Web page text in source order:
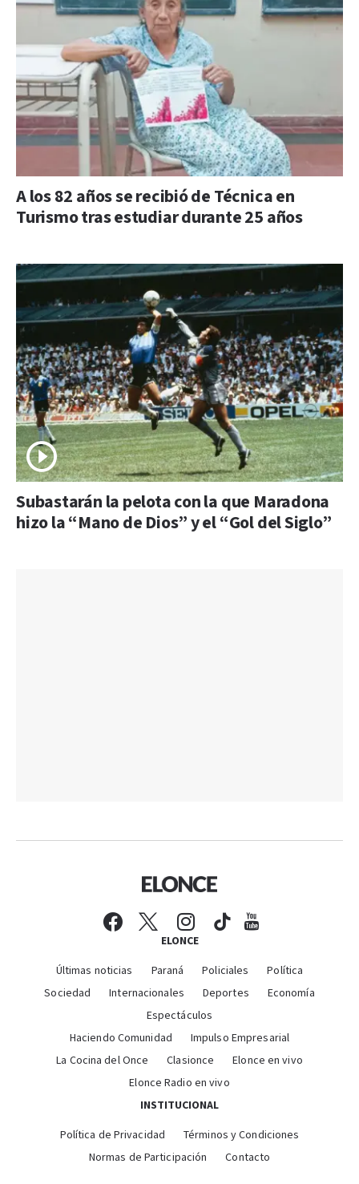
A los 82 años se recibió de Técnica en
Turismo tras estudiar durante 25 años
Subastarán la pelota con la que Maradona
hizo la “Mano de Dios” y el “Gol del Siglo”
ELONCE
Últimas noticias Paraná Policiales
Política
Sociedad
Internacionales Deportes
Economía
Espectáculos
Haciendo Comunidad
Impulso Empresarial
La Cocina del Once
Clasionce
Elonce en vivo
Elonce Radio en vivo
INSTITUCIONAL
Política de Privacidad
Términos y Condiciones
Normas de Participación
Contacto